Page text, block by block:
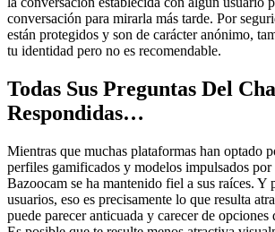
conversación para mirarla más tarde. Por
están protegidos y son de carácter anónimo,
tu identidad pero no es recomendable.
Todas Sus Preguntas Del
Respondidas…
Mientras que muchas plataformas han optado
perfiles gamificados y modelos impulsados por
Bazoocam se ha mantenido fiel a sus raíces. Y
usuarios, eso es precisamente lo que resulta
puede parecer anticuada y carecer de opciones